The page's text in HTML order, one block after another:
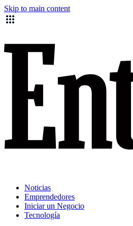
Skip to main content
Noticias
Emprendedores
Iniciar un Negocio
Tecnología